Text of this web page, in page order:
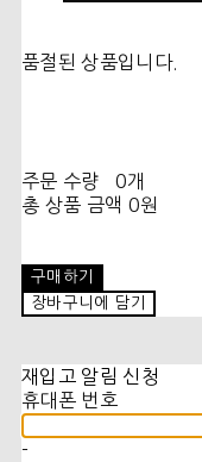
품절된 상품입니다.
주문 수량
0개
총 상품 금액 0원
구매하기
장바구니에 담기
재입고 알림 신청
휴대폰 번호
-